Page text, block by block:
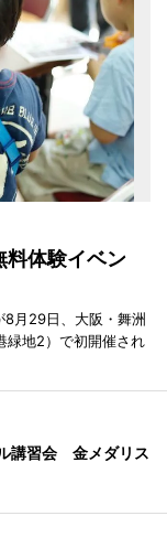
料体験イベン
8月29日、大阪・舞洲
緑地2）で初開催され
講習会 金メダリス